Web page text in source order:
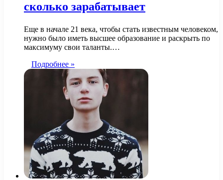
сколько зарабатывает
Еще в начале 21 века, чтобы стать известным человеком,
нужно было иметь высшее образование и раскрыть по
максимуму свои таланты.…
Подробнее »